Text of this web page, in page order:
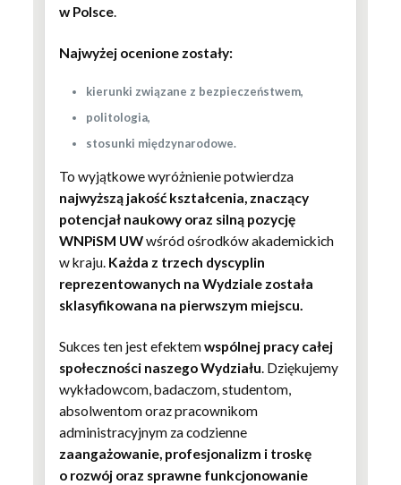
w Polsce.
Najwyżej ocenione zostały:
kierunki związane z bezpieczeństwem,
politologia,
stosunki międzynarodowe.
To wyjątkowe wyróżnienie potwierdza
najwyższą jakość kształcenia, znaczący
potencjał naukowy oraz silną pozycję
WNPiSM UWwśród ośrodków akademickich
w kraju. Każda z trzech dyscyplin
reprezentowanych na Wydziale została
sklasyfikowana na pierwszym miejscu.
Sukces ten jest efektemwspólnej pracy całej
społeczności naszego Wydziału. Dziękujemy
wykładowcom, badaczom, studentom,
absolwentom oraz pracownikom
administracyjnym za codzienne
zaangażowanie, profesjonalizm i troskę
o rozwój oraz sprawne funkcjonowanie